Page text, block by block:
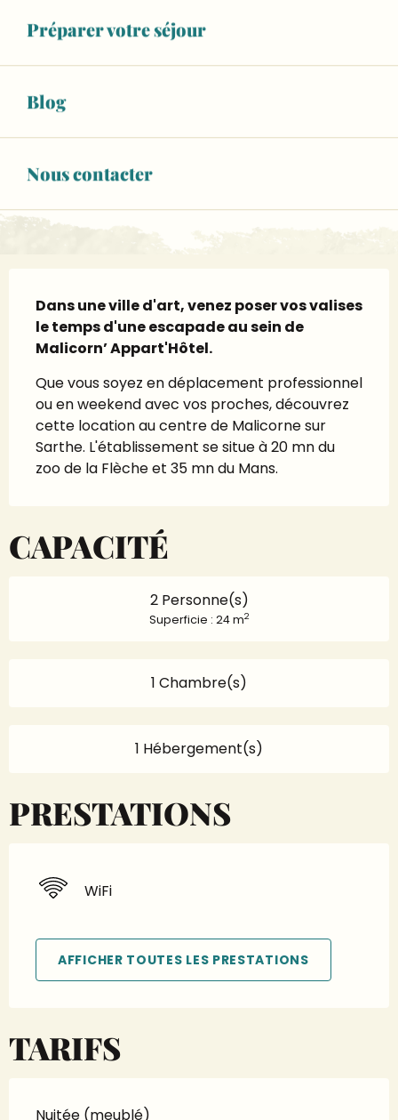
Préparer votre séjour
Blog
Nous contacter
APPELER
Dans une ville d'art, venez poser vos valises
le temps d'une escapade au sein de
Malicorn’ Appart'Hôtel.
Que vous soyez en déplacement professionnel
ou en weekend avec vos proches, découvrez
cette location au centre de Malicorne sur
Sarthe. L'établissement se situe à 20 mn du
zoo de la Flèche et 35 mn du Mans.
CAPACITÉ
2 Personne(s)
Superficie : 24 m2
1 Chambre(s)
1 Hébergement(s)
PRESTATIONS
WiFi
AFFICHER TOUTES LES PRESTATIONS
TARIFS
Nuitée (meublé)